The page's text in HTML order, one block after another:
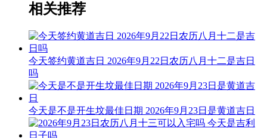
十二值日：收执位 — 凶：：俗称“小黑道日”。凶。依古籍观
礼。出行为许多事情的起点，往往意味诸多开始，而葬礼是活
人为死者送行，故“收”日忌出行、葬礼。
诗云：
收日收债莫放出，谋管利市要不得；埋葬子孙得近贵，婚事夫
妻百年福。
开门放水作天井，动工之后疾病生；倘若开山去放炮，阎王喊
相关推荐
今天签约黄道吉日 2026年9月22日农历八月十二是吉日
吗
今天是不是开生坟最佳日期 2026年9月23日是黄道吉日